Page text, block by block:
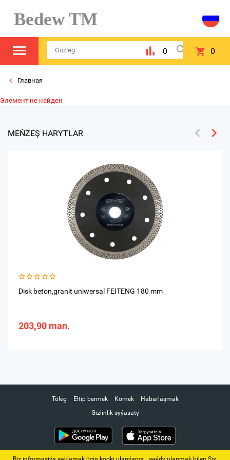
Bedew TM
0 0
Главная
Элемент не найден
MEŇZEŞ HARYTLAR
Disk beton,granit uniwersal FEITENG 180 mm
203,90 man.
Töleg Eltip bermek Kömek
Habarlaşmak
Gizlinlik syýasaty